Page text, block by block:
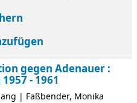
gegen Adenauer :
- 1961
| Faßbender, Monika